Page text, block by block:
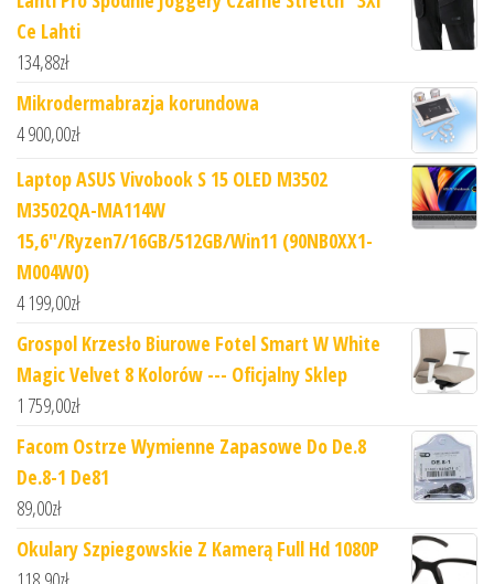
Ce Lahti
134,88zł
Mikrodermabrazja korundowa
4 900,00zł
Laptop ASUS Vivobook S 15 OLED M3502
M3502QA-MA114W
15,6"/Ryzen7/16GB/512GB/Win11 (90NB0XX1-
M004W0)
4 199,00zł
Grospol Krzesło Biurowe Fotel Smart W White
Magic Velvet 8 Kolorów --- Oficjalny Sklep
1 759,00zł
Facom Ostrze Wymienne Zapasowe Do De.8
De.8-1 De81
89,00zł
Okulary Szpiegowskie Z Kamerą Full Hd 1080P